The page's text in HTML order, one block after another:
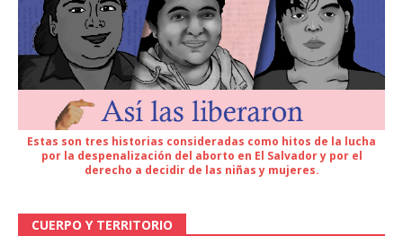
Estas son tres historias consideradas como hitos de la lucha
por la despenalización del aborto en El Salvador y por el
derecho a decidir de las niñas y mujeres.
CUERPO Y TERRITORIO